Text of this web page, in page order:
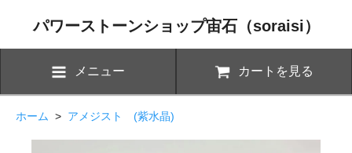
パワーストーンショップ宙石（soraisi）
メニュー カートを見る
ホーム > アメジスト (紫水晶)